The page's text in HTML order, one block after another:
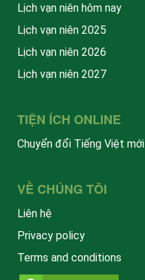
Lịch vạn niên hôm nay
Lịch vạn niên 2025
Lịch vạn niên 2026
Lịch vạn niên 2027
TIỆN ÍCH ONLINE
Chuyển đổi Tiếng Việt mới
VỀ CHÚNG TÔI
Liên hệ
Privacy policy
Terms and conditions